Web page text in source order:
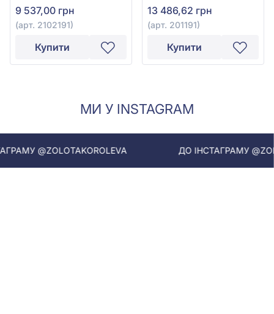
9 537,00 грн
(арт. 2102191)
Купити
13 486,62 грн
(арт. 201191)
Купити
МИ У INSTAGRAM
@ZOLOTAKOROLEVA ДО ІНСТАГРАМУ